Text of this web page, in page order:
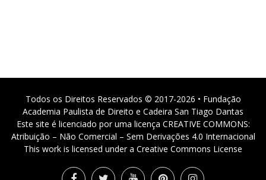
Todos os Direitos Reservados © 2017-2026 • Fundação
Academia Paulista de Direito e Cadeira San Tiago Dantas
Este site é licenciado por uma licença CREATIVE COMMONS:
Atribuição – Não Comercial – Sem Derivações 4.0 Internacional
This work is licensed under a Creative Commons License